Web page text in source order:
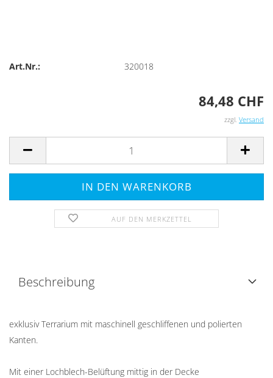
Art.Nr.: 320018
84,48 CHF
zzgl. Versand
AUF DEN MERKZETTEL
Beschreibung
exklusiv Terrarium mit maschinell geschliffenen und polierten
Kanten.
Mit einer Lochblech-Belüftung mittig in der Decke